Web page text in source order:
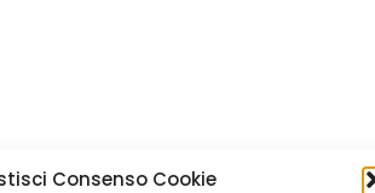
Consenso Cookie